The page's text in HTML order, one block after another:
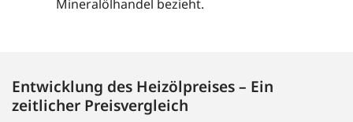
Mineralölhandel bezieht.
Entwicklung des Heizölpreises – Ein
zeitlicher Preisvergleich